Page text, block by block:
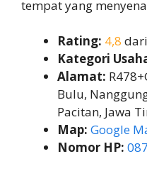
tempat yang
Rating: 4,8
Kategori
Alamat:
Bulu,
Pacitan, Jawa
Map: Google
Nomor HP: